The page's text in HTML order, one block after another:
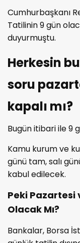
Cumhurbaşkanı
Tatilinin 9 gün
duyurmuştu.
Herkesin
soru
kapalı mı?
Bugün itibari ile 9
Kamu kurum ve
günü tam, salı
kabul edilecek.
Peki Pazartesi
Olacak Mı?
Bankalar, Borsa